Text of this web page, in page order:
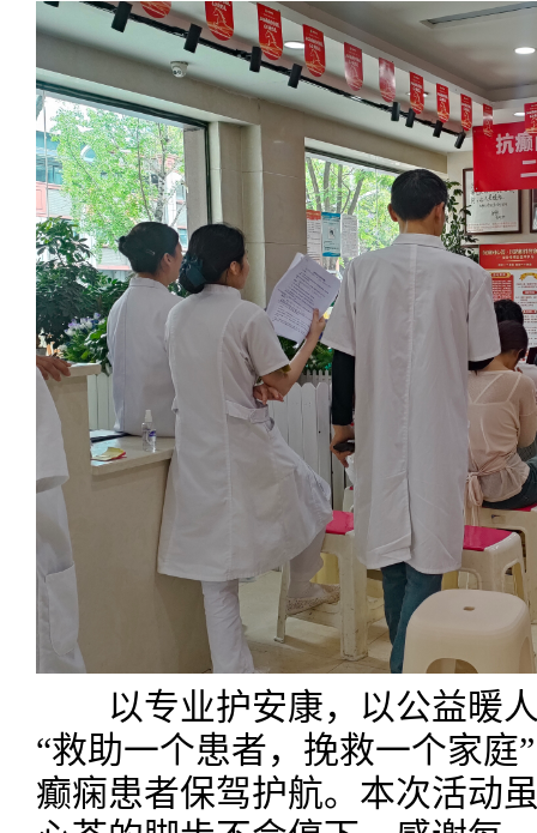
以专业护安康，以公益暖人
“救助一个患者，挽救一个家庭
癫痫患者保驾护航。本次活动